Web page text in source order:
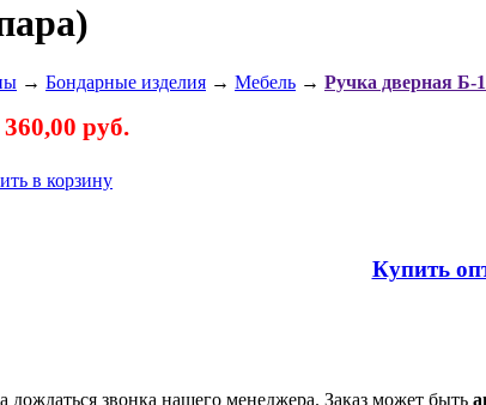
→ Бондарные изделия → Мебель → Ручка дверная Б-
360,00 руб.
в корзину
Купить
дождаться звонка нашего менеджера. Заказ может быть